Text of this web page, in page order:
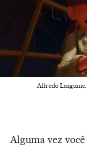
Alfredo Lingüine,
Alguma vez